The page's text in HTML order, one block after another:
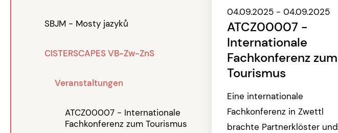
SBJM - Mosty jazyků
CISTERSCAPES VB-Zw-ZnS
Veranstaltungen
ATCZ00007 - Internationale
Fachkonferenz zum Tourismus
04.09.2025 - 04.09.2025
ATCZ00007 -
Internationale
Fachkonferenz zum
Tourismus
Eine internationale
Fachkonferenz in Zwettl
brachte Partnerklöster und